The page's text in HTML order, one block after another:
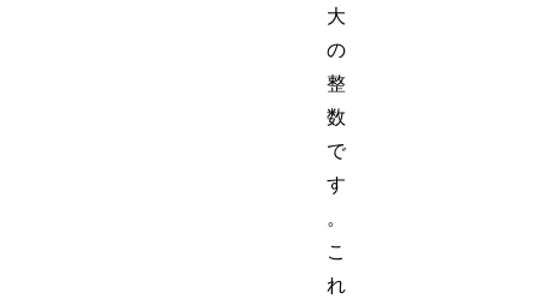
大
の
整
数
で
す
。
こ
れ